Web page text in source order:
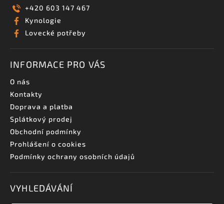
+420 603 147 467
Kynologie
Lovecké potřeby
INFORMACE PRO VÁS
O nás
Kontakty
Doprava a platba
Splátkový prodej
Obchodní podmínky
Prohlášení o cookies
Podmínky ochrany osobních údajů
VYHLEDÁVÁNÍ